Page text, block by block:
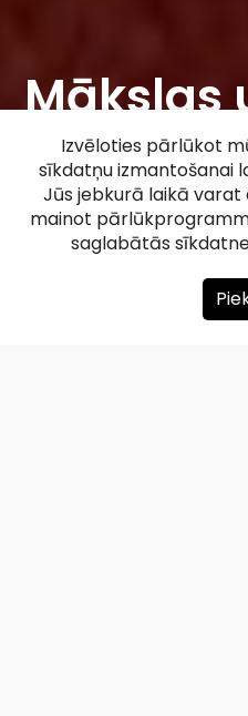
Mākslas
"Artava"
X
Izvēloties pārlūkot
sīkdatņu izmantošanai
Jūs jebkurā laikā varat
mainot
saglabātās